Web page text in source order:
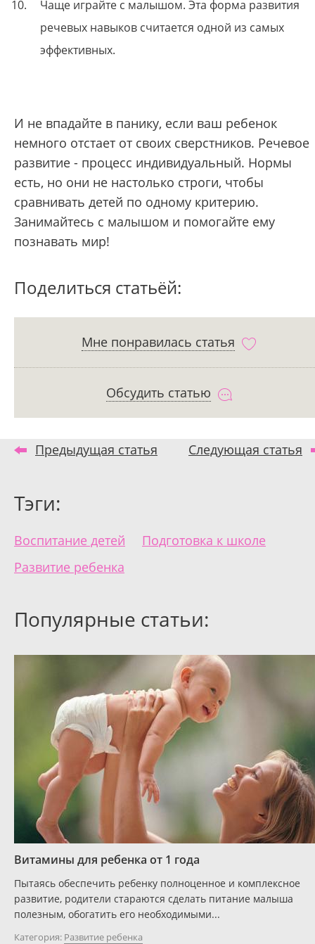
Чаще играйте с малышом. Эта форма развития
речевых навыков считается одной из самых
эффективных.
И не впадайте в панику, если ваш ребенок
немного отстает от своих сверстников. Речевое
развитие - процесс индивидуальный. Нормы
есть, но они не настолько строги, чтобы
сравнивать детей по одному критерию.
Занимайтесь с малышом и помогайте ему
познавать мир!
Поделиться статьёй:
Мне понравилась статья
Обсудить статью
Предыдущая статья Следующая статья
Тэги:
Воспитание детей
Подготовка к школе
Развитие ребенка
Популярные статьи:
Витамины для ребенка от 1 года
Пытаясь обеспечить ребенку полноценное и комплексное
развитие, родители стараются сделать питание малыша
полезным, обогатить его необходимыми...
Категория: Развитие ребенка